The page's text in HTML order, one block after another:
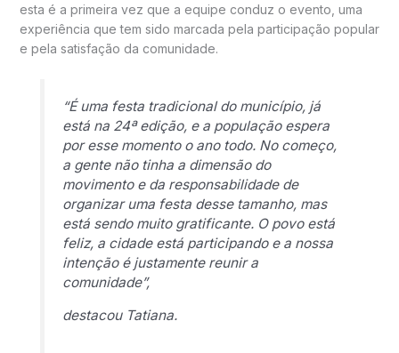
esta é a primeira vez que a equipe conduz o evento, uma
experiência que tem sido marcada pela participação popular
e pela satisfação da comunidade.
“É uma festa tradicional do município, já
está na 24ª edição, e a população espera
por esse momento o ano todo. No começo,
a gente não tinha a dimensão do
movimento e da responsabilidade de
organizar uma festa desse tamanho, mas
está sendo muito gratificante. O povo está
feliz, a cidade está participando e a nossa
intenção é justamente reunir a
comunidade”,
destacou Tatiana.